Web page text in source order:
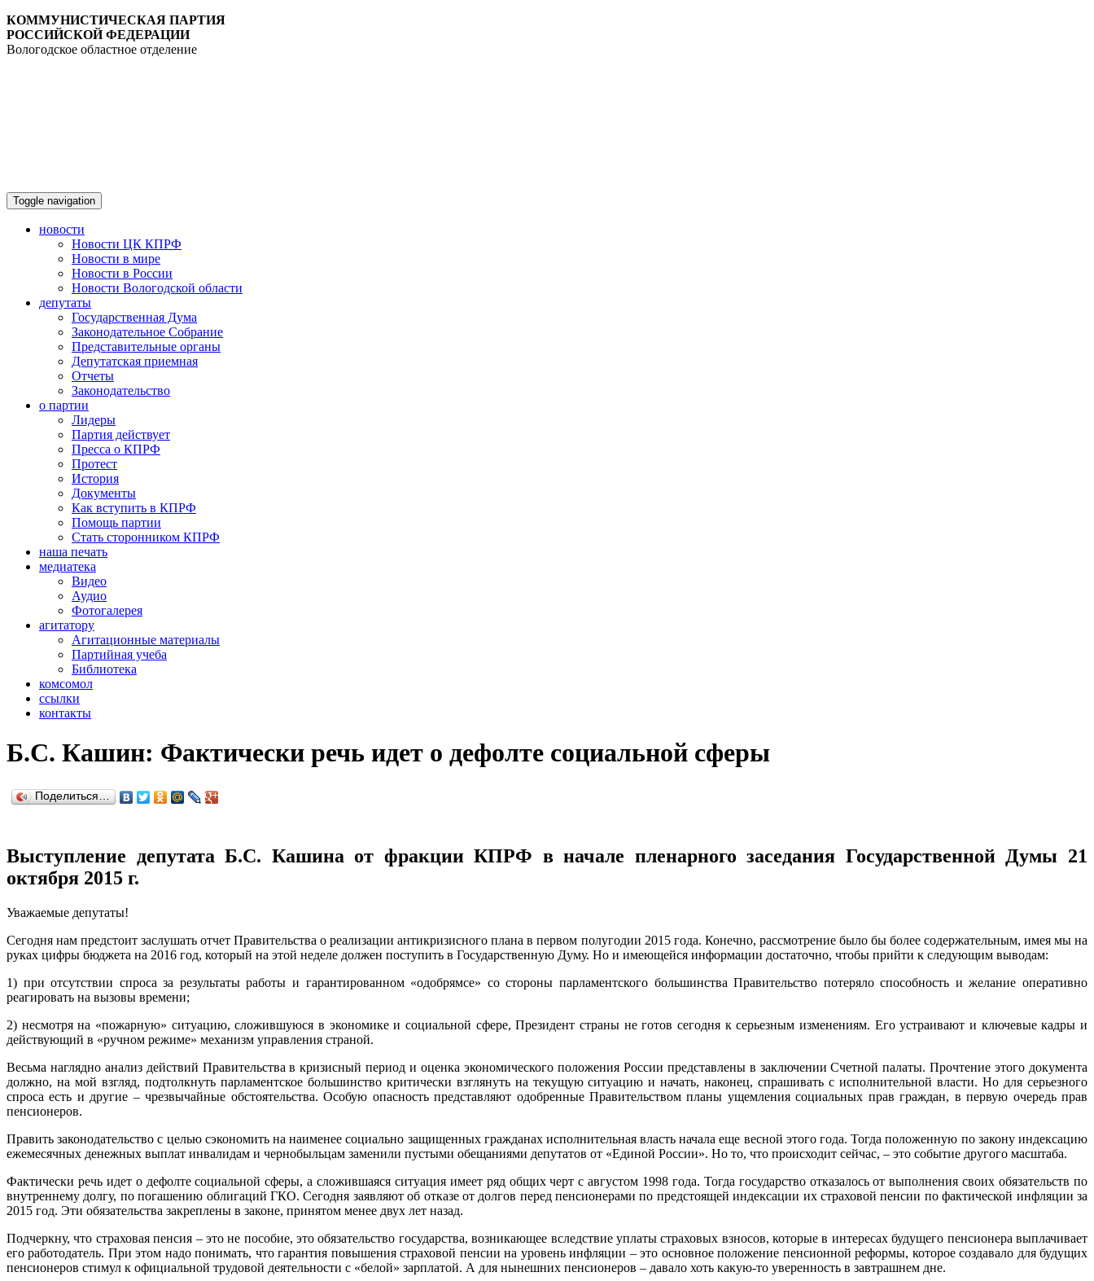
КОММУНИСТИЧЕСКАЯ ПАРТИЯ
РОССИЙСКОЙ ФЕДЕРАЦИИ
Вологодское областное отделение
Toggle navigation
новости
Новости ЦК КПРФ
Новости в мире
Новости в России
Новости Вологодской области
депутаты
Государственная Дума
Законодательное Собрание
Представительные органы
Депутатская приемная
Отчеты
Законодательство
о партии
Лидеры
Партия действует
Пресса о КПРФ
Протест
История
Документы
Как вступить в КПРФ
Помощь партии
Стать сторонником КПРФ
наша печать
медиатека
Видео
Аудио
Фотогалерея
агитатору
Агитационные материалы
Партийная учеба
Библиотека
комсомол
ссылки
контакты
Б.С. Кашин: Фактически речь идет о дефолте социальной сферы
Поделиться…
Выступление депутата Б.С. Кашина от фракции КПРФ в начале пленарного заседания Государственной Думы 21
октября 2015 г.
Уважаемые депутаты!
Сегодня нам предстоит заслушать отчет Правительства о реализации антикризисного плана в первом полугодии 2015 года. Конечно, рассмотрение было бы более содержательным, имея мы на
руках цифры бюджета на 2016 год, который на этой неделе должен поступить в Государственную Думу. Но и имеющейся информации достаточно, чтобы прийти к следующим выводам:
1) при отсутствии cпроса за результаты работы и гарантированном «одобрямсе» со стороны парламентского большинства Правительство потеряло способность и желание оперативно
реагировать на вызовы времени;
2) несмотря на «пожарную» ситуацию, сложившуюся в экономике и социальной сфере, Президент страны не готов сегодня к серьезным изменениям. Его устраивают и ключевые кадры и
действующий в «ручном режиме» механизм управления страной.
Весьма наглядно анализ действий Правительства в кризисный период и оценка экономического положения России представлены в заключении Счетной палаты. Прочтение этого документа
должно, на мой взгляд, подтолкнуть парламентское большинство критически взглянуть на текущую ситуацию и начать, наконец, спрашивать с исполнительной власти. Но для серьезного
спроса есть и другие – чрезвычайные обстоятельства. Особую опасность представляют одобренные Правительством планы ущемления социальных прав граждан, в первую очередь прав
пенсионеров.
Править законодательство с целью сэкономить на наименее социально защищенных гражданах исполнительная власть начала еще весной этого года. Тогда положенную по закону индексацию
ежемесячных денежных выплат инвалидам и чернобыльцам заменили пустыми обещаниями депутатов от «Единой России». Но то, что происходит сейчас, – это событие другого масштаба.
Фактически речь идет о дефолте социальной сферы, а сложившаяся ситуация имеет ряд общих черт с августом 1998 года. Тогда государство отказалось от выполнения своих обязательств по
внутреннему долгу, по погашению облигаций ГКО. Сегодня заявляют об отказе от долгов перед пенсионерами по предстоящей индексации их страховой пенсии по фактической инфляции за
2015 год. Эти обязательства закреплены в законе, принятом менее двух лет назад.
Подчеркну, что страховая пенсия – это не пособие, это обязательство государства, возникающее вследствие уплаты страховых взносов, которые в интересах будущего пенсионера выплачивает
его работодатель. При этом надо понимать, что гарантия повышения страховой пенсии на уровень инфляции – это основное положение пенсионной реформы, которое создавало для будущих
пенсионеров стимул к официальной трудовой деятельности с «белой» зарплатой. А для нынешних пенсионеров – давало хоть какую-то уверенность в завтрашнем дне.